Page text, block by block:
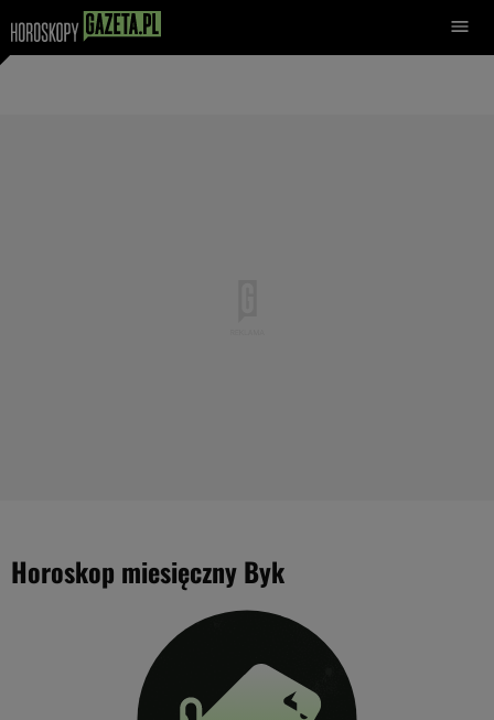
Horoskop miesięczny Byk